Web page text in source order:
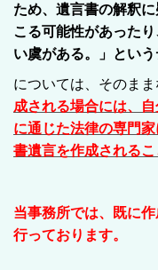
ため、遺言書の解釈
こる可能性があった
い虞がある。」という
については、そのまま
成される場合には、
に通じた法律の専門
書遺言を作成されるこ
当事務所では、既に
行っております。